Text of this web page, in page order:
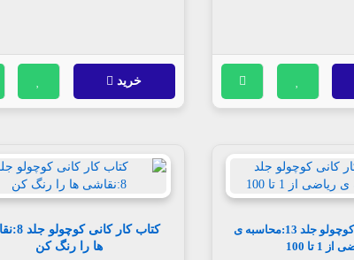
خرید
کتاب کار کانی کوچولو جلد 13:محاسبه ی
1 تا 100
کتاب کار
ها را رنگ کن